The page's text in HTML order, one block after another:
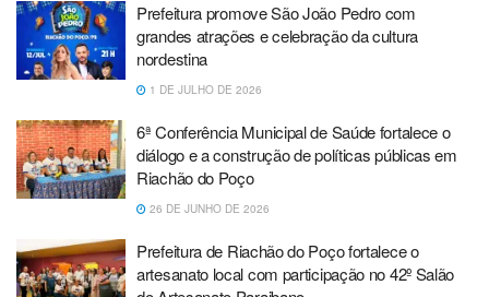
Prefeitura promove São João Pedro com
grandes atrações e celebração da cultura
nordestina
1 DE JULHO DE 2026
6ª Conferência Municipal de Saúde fortalece o
diálogo e a construção de políticas públicas em
Riachão do Poço
26 DE JUNHO DE 2026
Prefeitura de Riachão do Poço fortalece o
artesanato local com participação no 42º Salão